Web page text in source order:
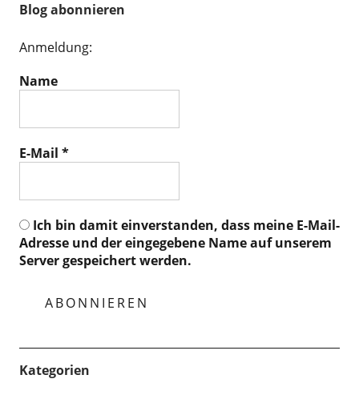
Blog abonnieren
Anmeldung:
Name
E-Mail *
Ich bin damit einverstanden, dass meine E-Mail-
Adresse und der eingegebene Name auf unserem
Server gespeichert werden.
Kategorien